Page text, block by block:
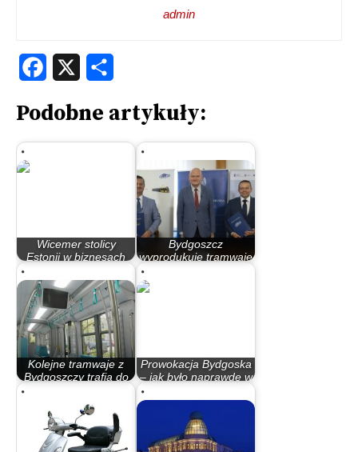
admin
Facebook
Podobne artykuły:
Wicemer stolicy
Estonii w biznesach
odwiedził Bydgoszcz
Bydgoszcz
wyprodukuje tramwaje
Kolejne tramwaje z
Bydgoszczy trafią do
Prowokacja Bydgoska
– jak było naprawdę w